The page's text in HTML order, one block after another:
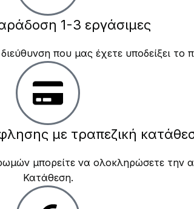
1-3 εργάσιμες
που μας έχετε υποδείξει το
με τραπεζική
μπορείτε να ολοκληρώσετε
Κατάθεση.